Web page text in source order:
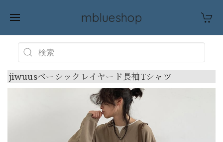
mblueshop
jiwuusベーシックレイヤード長袖Tシャツ